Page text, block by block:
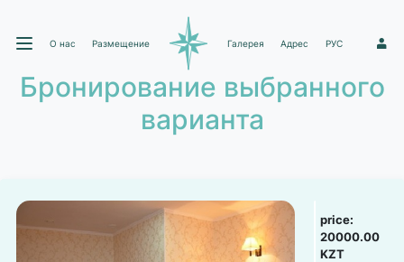
О нас Размещение Галерея Адрес РУС 1
Бронирование выбранного
варианта
price:
20000.00
KZT